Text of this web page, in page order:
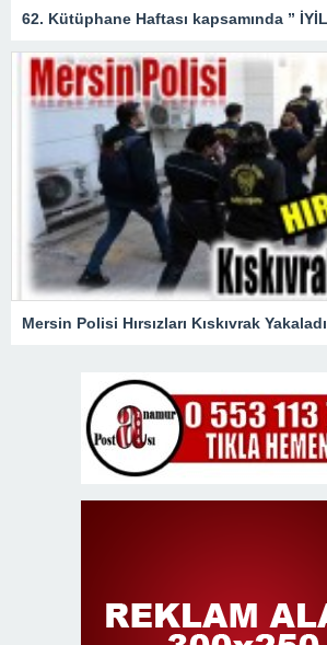
Mersin Polisi Hırsızları Kıskıvrak Yakaladı